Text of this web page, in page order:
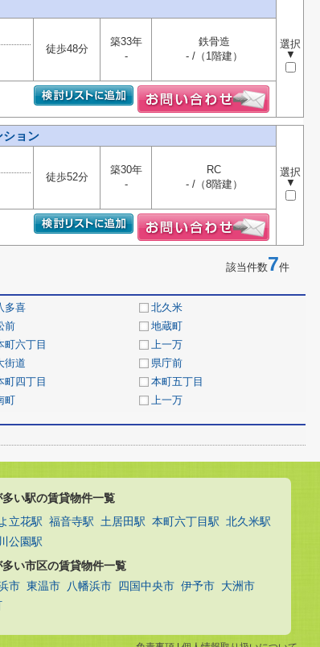
選択
▼
徒歩48分
築33年
-
鉄骨造
- /（1階建）
ション
選択
▼
徒歩52分
築30年
-
RC
- /（8階建）
該当件数7件
多喜
北久米
前
地蔵町
町六丁目
上一万
街道
県庁前
町四丁目
本町五丁目
町 上一万
い駅の賃貸物件一覧
立花駅 福音寺駅 土居田駅 本町六丁目駅 北久米駅
公園駅
い市区の賃貸物件一覧
市 東温市 八幡浜市 四国中央市 伊予市 大洲市